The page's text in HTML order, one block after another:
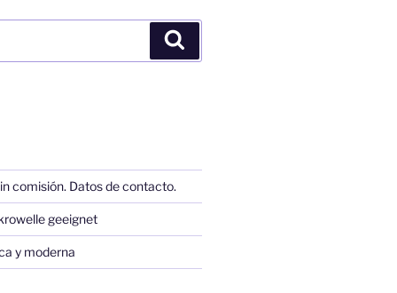
comisión. Datos de contacto.
geeignet
y moderna